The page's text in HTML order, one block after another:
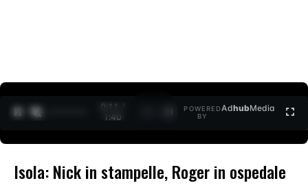
0:12 /
1:40
POWERED
BY
AdhubMedia
Isola: Nick in stampelle, Roger in ospedale